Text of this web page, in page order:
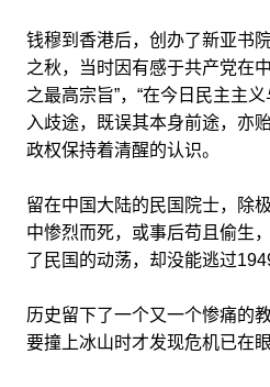
钱穆到香港后，创办了新亚书
之秋，当时因有感于共产党在
之最高宗旨”，“在今日民主主
入歧途，既误其本身前途，亦
政权保持着清醒的认识。
留在中国大陆的民国院士，除
中惨烈而死，或事后苟且偷生
了民国的动荡，却没能逃过
历史留下了一个又一个惨痛的
要撞上冰山时才发现危机已在眼